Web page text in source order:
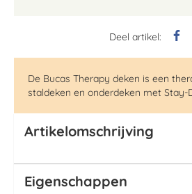
Deel artikel:
De Bucas Therapy deken is een
staldeken en onderdeken met Stay-
Artikelomschrijving
Eigenschappen